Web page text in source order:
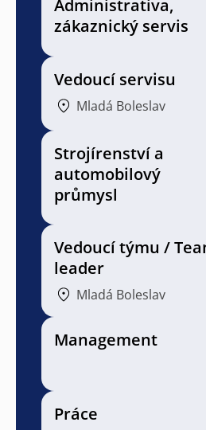
Administrativa,
zákaznický servis
Vedoucí servisu
Mladá Boleslav
Strojírenství a
automobilový
průmysl
Vedoucí týmu /
leader
Mladá Boleslav
Management
Práce